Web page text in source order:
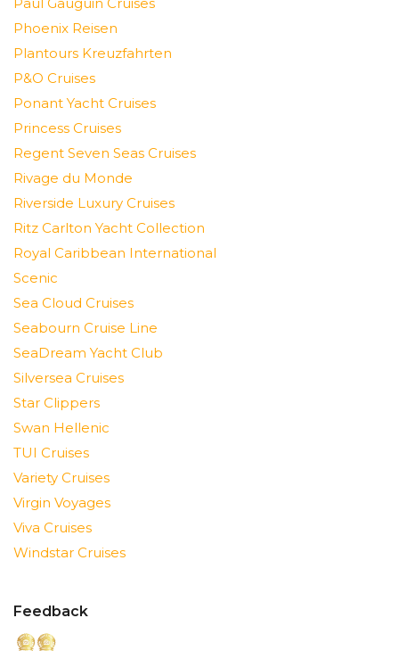
Phoenix Reisen
Plantours Kreuzfahrten
P&O Cruises
Ponant Yacht Cruises
Princess Cruises
Regent Seven Seas Cruises
Rivage du Monde
Riverside Luxury Cruises
Ritz Carlton Yacht Collection
Royal Caribbean International
Scenic
Sea Cloud Cruises
Seabourn Cruise Line
SeaDream Yacht Club
Silversea Cruises
Star Clippers
Swan Hellenic
TUI Cruises
Variety Cruises
Virgin Voyages
Viva Cruises
Windstar Cruises
Feedback